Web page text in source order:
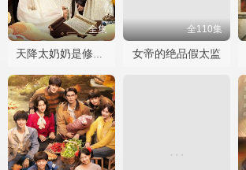
全集
天降太奶奶是修仙老祖
全110集
女帝的绝品假太监